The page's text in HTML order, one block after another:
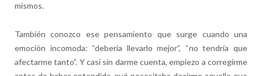
mismos.
También conozco ese pensamiento que surge cuando una
emoción incomoda: “debería llevarlo mejor”, “no tendría que
afectarme tanto”. Y casi sin darme cuenta, empiezo a corregirme